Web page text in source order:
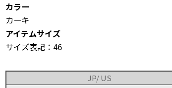
カラー
カーキ
アイテムサイズ
サイズ表記：46
JP/ US